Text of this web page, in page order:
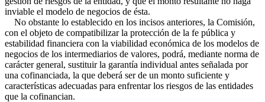
inviable el modelo de negocios de ésta.
No obstante lo establecido en los incisos anteriores, la Comisión,
con el objeto de compatibilizar la protección de la fe pública y
estabilidad financiera con la viabilidad económica de los modelos de
negocios de los intermediarios de valores, podrá, mediante norma de
carácter general, sustituir la garantía individual antes señalada por
una cofinanciada, la que deberá ser de un monto suficiente y
características adecuadas para enfrentar los riesgos de las entidades
que la cofinancian.